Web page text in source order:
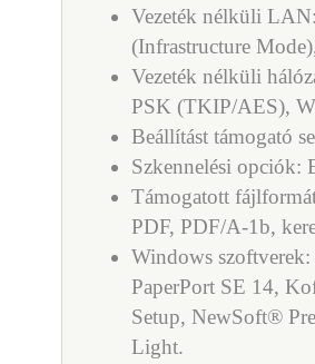
Vezeték nélküli
(Infrastructure
Vezeték nélküli
PSK (TKIP/AES),
Beállítást támogató
Szkennelési opciók:
Támogatott
PDF, PDF/A-1b,
Windows
PaperPort SE 14,
Setup, NewSoft®
Light.